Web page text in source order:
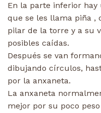
En la parte inferior hay
que se les llama piña ,
pilar de la torre y a su
posibles caídas.
Después se van
dibujando círculos,
por la anxaneta.
La anxaneta
mejor por su poco